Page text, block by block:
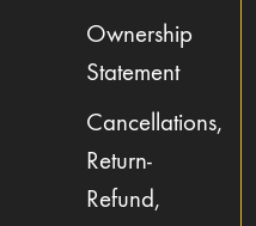
Ownership
Statement
Cancellations,
Return-
Refund,